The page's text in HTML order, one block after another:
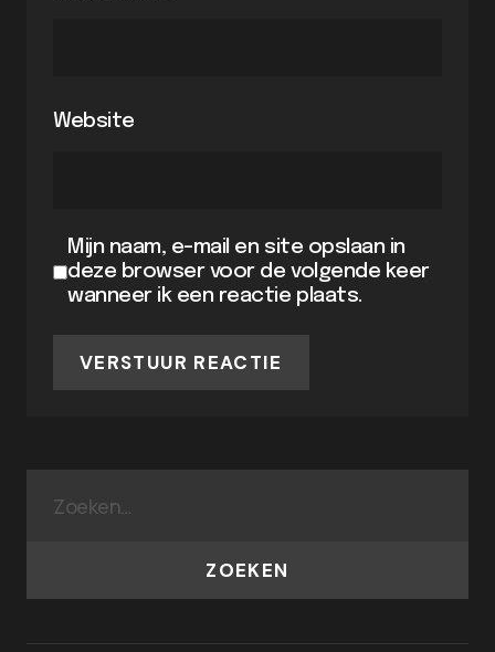
Website
Mijn naam, e-mail en site opslaan in
deze browser voor de volgende keer
wanneer ik een reactie plaats.
VERSTUUR REACTIE
ZOEKEN